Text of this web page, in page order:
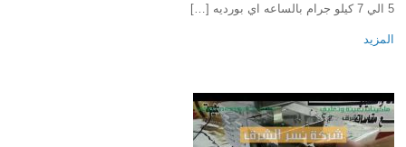
5 الي 7 كيلو جرام بالساعه اي بورديه […]
المزيد